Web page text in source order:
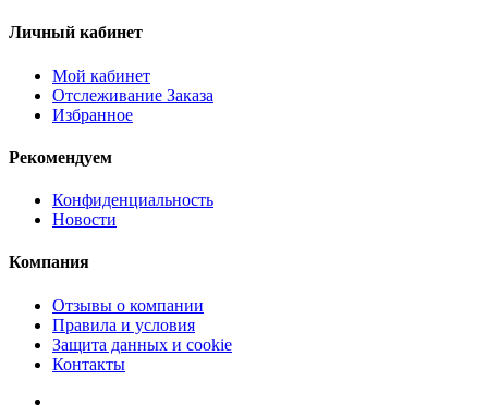
Личный кабинет
Мой кабинет
Отслеживание Заказа
Избранное
Рекомендуем
Конфиденциальность
Новости
Компания
Отзывы о компании
Правила и условия
Защита данных и cookie
Контакты